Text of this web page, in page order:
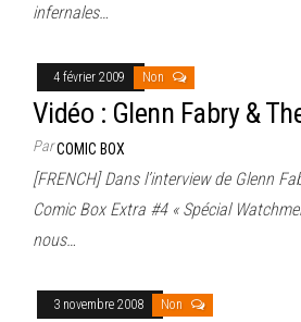
infernales…
4 février 2009 Non
Vidéo : Glenn Fabry &
ParCOMIC BOX
[FRENCH] Dans l’interview de Glenn
Comic Box Extra #4 « Spécial
nous…
3 novembre 2008 Non